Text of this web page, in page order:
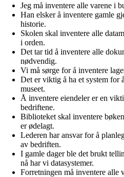
Jeg må inventere alle varene i
Han elsker å inventere gamle
historie.
Skolen skal inventere alle
i orden.
Det tar tid å inventere alle
nødvendig.
Vi må sørge for å inventere
Det er viktig å ha et system for
museet.
Å inventere eiendeler er en
bedriftene.
Biblioteket skal inventere
er ødelagt.
Lederen har ansvar for å
av bedriften.
I gamle dager ble det brukt
nå har vi datasystemer.
Forretningen må inventere alle